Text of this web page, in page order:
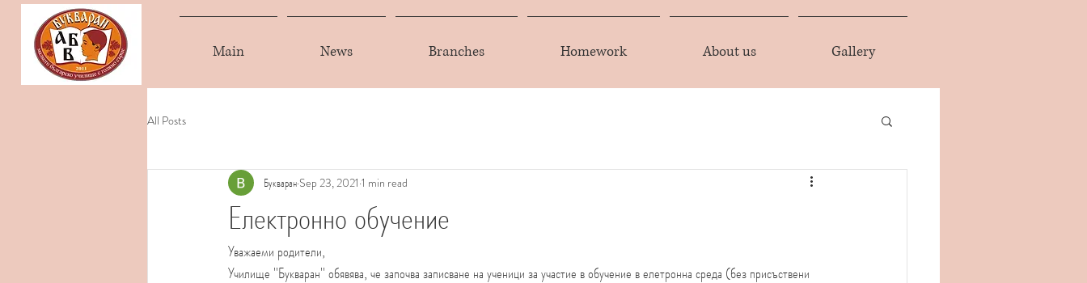
Main News Branches Homework About us Gallery
All Posts
Електронно обучение
Букваран Sep 23, 2021 1 min read
Уважаеми родители,
Училище ''Букваран'' обявява, че започва записване на ученици за участие в обучение в елетронна среда (без присъствени